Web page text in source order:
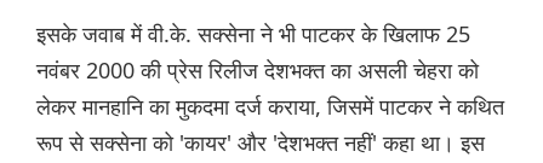
इसके जवाब में वी.के. सक्सेना ने भी पाटकर के खिलाफ 25
नवंबर 2000 की प्रेस रिलीज देशभक्त का असली चेहरा को
लेकर मानहानि का मुकदमा दर्ज कराया, जिसमें पाटकर ने कथित
रूप से सक्सेना को 'कायर' और 'देशभक्त नहीं' कहा था। इस